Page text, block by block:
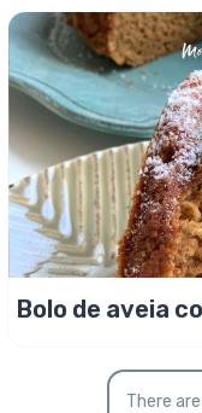
Bolo de aveia
There